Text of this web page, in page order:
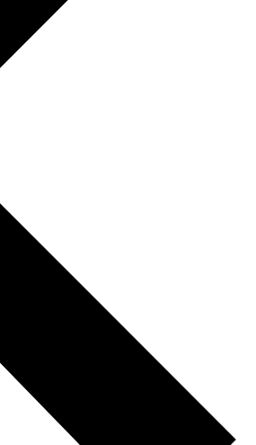
5160 за шт.
15140 за шт.
Столешница из фанеры 30 мм +
текстолит 4 мм (ширина 1000 мм)
ВxШxГ:
36 х 1004 х 749
20.3 кг